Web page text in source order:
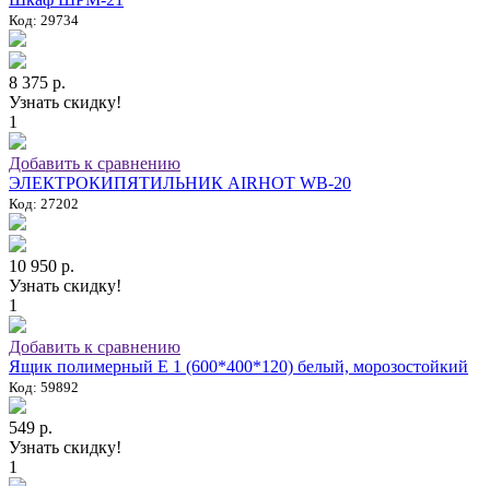
Код: 29734
8 375 р.
Узнать скидку!
1
Добавить к сравнению
ЭЛЕКТРОКИПЯТИЛЬНИК AIRHOT WB-20
Код: 27202
10 950 р.
Узнать скидку!
1
Добавить к сравнению
Ящик полимерный E 1 (600*400*120) белый, морозостойкий
Код: 59892
549 р.
Узнать скидку!
1